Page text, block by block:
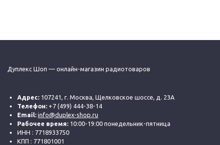
Дуплекс Шоп — онлайн-магазин радиотоваров
Адрес: 107241, г. Москва, Щелковское шоссе, д. 23А
Телефон: +7 (499) 444-38-14
Email: info@duplex-shop.ru
Рабочее время: 10:00-19:00 понедельник-пятница
ИНН : 7718933750
КПП : 771801001